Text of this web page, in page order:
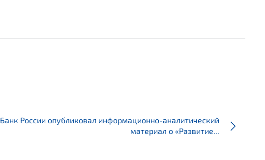
Банк России опубликовал информационно-аналитический
материал о «Развитие...